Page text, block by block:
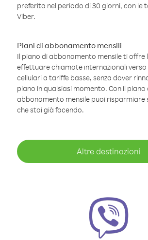
preferita nel periodo di 30 giorni, con le
Viber.
Piani di abbonamento mensili
Il piano di abbonamento mensile ti offre
effettuare chiamate internazionali verso
cellulari a tariffe basse, senza dover
piano in qualsiasi momento. Con il piano
abbonamento mensile puoi risparmiare
che stai già facendo.
Altre destinazioni